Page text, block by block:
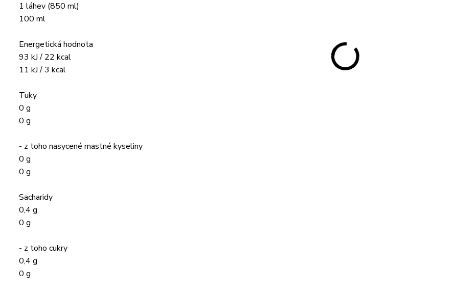
1 láhev (850 ml)
100 ml
Energetická hodnota
93 kJ / 22 kcal
11 kJ / 3 kcal
Tuky
0 g
0 g
- z toho nasycené mastné kyseliny
0 g
0 g
Sacharidy
0,4 g
0 g
- z toho cukry
0,4 g
0 g